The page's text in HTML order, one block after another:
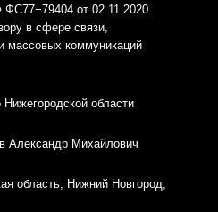
от 02.11.2020
в сфере связи,
массовых коммуникаций
области
Александр Михайлович
область, Нижний Новгород,